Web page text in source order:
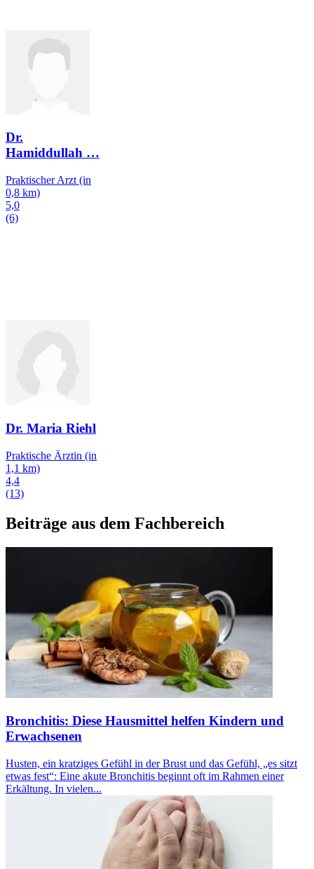
Dr.
Hamiddullah …
Praktischer Arzt (in
0,8 km)
5,0
(6)
Dr. Maria Riehl
Praktische Ärztin (in
1,1 km)
4,4
(13)
Beiträge aus dem Fachbereich
Bronchitis: Diese Hausmittel helfen Kindern und
Erwachsenen
Husten, ein kratziges Gefühl in der Brust und das Gefühl, „es sitzt
etwas fest“: Eine akute Bronchitis beginnt oft im Rahmen einer
Erkältung. In vielen...